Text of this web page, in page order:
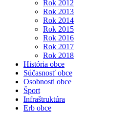
Rok 2012
Rok 2013
Rok 2014
Rok 2015
Rok 2016
Rok 2017
Rok 2018
História obce
Súčasnosť obce
Osobnosti obce
Šport
Infraštruktúra
Erb obce